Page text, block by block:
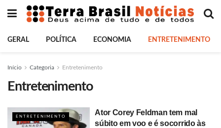
GERAL POLÍTICA ECONOMIA ENTRETENIMENTO
Início Categoria Entretenimento
Entretenimento
ENTRETENIMENTO
Ator Corey Feldman tem mal
súbito em voo e é socorrido às